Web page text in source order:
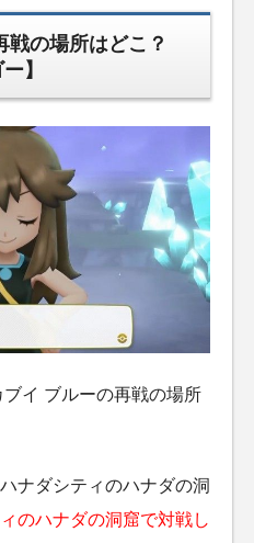
戦の場所はどこ？
】
イ ブルーの再戦の場所
ナダシティのハナダの洞
のハナダの洞窟で対戦し